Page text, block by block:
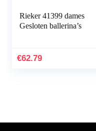
Rieker 41399 dames
Gesloten ballerina’s
€62.79